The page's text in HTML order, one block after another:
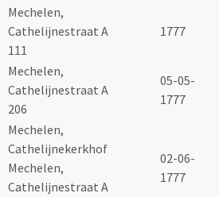
Mechelen,
Cathelijnestraat A
111
1777
Mechelen,
Cathelijnestraat A
206
05-05-
1777
Mechelen,
Cathelijnekerkhof
Mechelen,
Cathelijnestraat A
02-06-
1777